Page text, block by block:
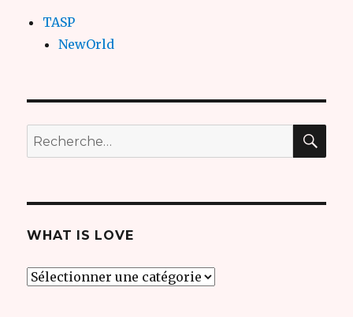
TASP
NewOrld
Recherche
pour
WHAT IS LOVE
what